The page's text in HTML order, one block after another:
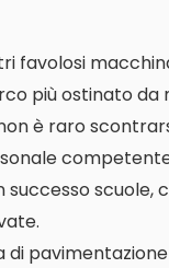
favolosi
più ostinato
è raro
successo scuole,
di